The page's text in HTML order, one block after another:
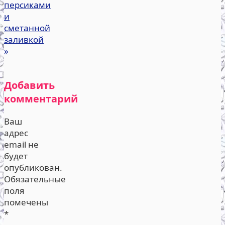
персиками
и
сметанной
заливкой
»
Добавить
комментарий
Ваш
адрес
email не
будет
опубликован.
Обязательные
поля
помечены
*